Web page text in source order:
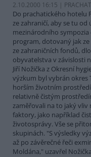
2.10.2000 16:15 |
Do prachatického hotelu
ze zahraničí, aby se tu
mezinárodního sympozia
program, dotovaný jak
ze zahraničních fondů,
obyvatelstva v závislosti
Jiří Nožička z Okresní
výzkum byl vybrán okres
horším životním
relativně čistým
zaměřovali na to jaký
faktory, jako například
životosprávy. Vše se
skupinách. "S výsledky
až po závěrečné řeči
Moldána," uzavřel